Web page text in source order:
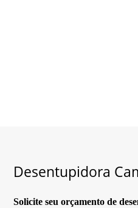
Desentupidora
Solicite seu orçamento de